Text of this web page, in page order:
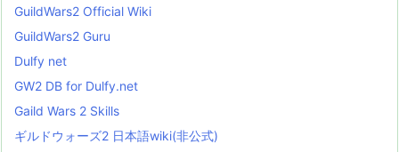
GuildWars2 Official Wiki
GuildWars2 Guru
Dulfy net
GW2 DB for Dulfy.net
Gaild Wars 2 Skills
ギルドウォーズ2 日本語wiki(非公式)